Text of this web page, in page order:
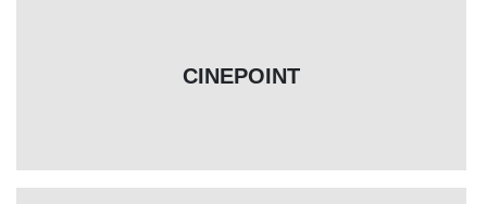
CINEPOINT